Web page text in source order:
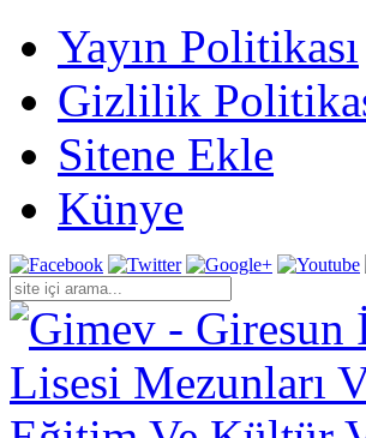
Yayın Politikası
Gizlilik
Sitene Ekle
Künye